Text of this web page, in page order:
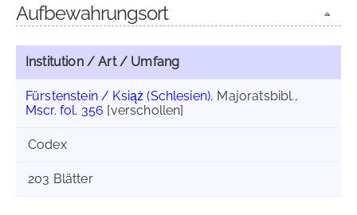
Aufbewahrungsort
Institution / Art / Umfang
Fürstenstein / Książ (Schlesien), Majoratsbibl.,
Mscr. fol. 356 [verschollen]
Codex
203 Blätter